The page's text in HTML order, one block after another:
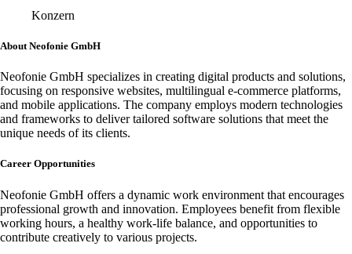
Konzern
About Neofonie GmbH
Neofonie GmbH specializes in creating digital products and solutions,
focusing on responsive websites, multilingual e-commerce platforms,
and mobile applications. The company employs modern technologies
and frameworks to deliver tailored software solutions that meet the
unique needs of its clients.
Career Opportunities
Neofonie GmbH offers a dynamic work environment that encourages
professional growth and innovation. Employees benefit from flexible
working hours, a healthy work-life balance, and opportunities to
contribute creatively to various projects.